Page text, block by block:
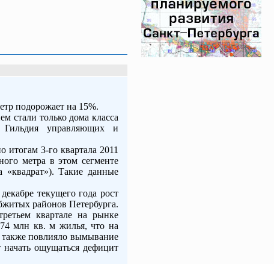
подорожает на 15%.
стали только дома класса
Гильдия управляющих и
итогам 3-го квартала 2011
метра в этом сегменте
Такие данные
текущего года рост
районов Петербурга.
квартале на рынке
млн кв. м жилья, что на
повлияло вымывание
ощущаться дефицит